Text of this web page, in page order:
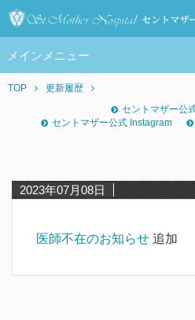
メインメニュー
TOP
更新履歴
セントマザー公
セントマザー公式 Instagram
2023年07月08日
医師不在のお知らせ 追加